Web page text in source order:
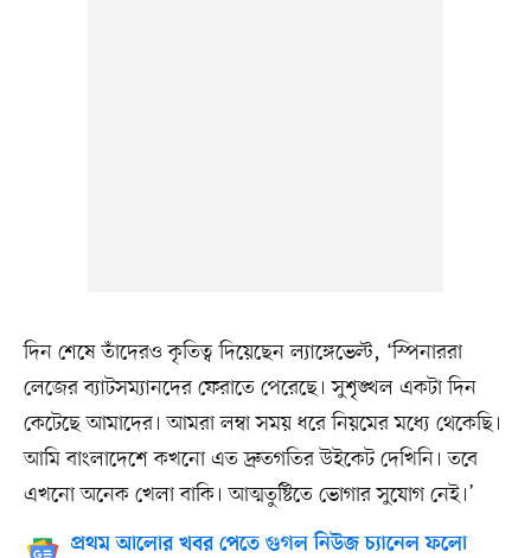
দিন শেষে তাঁদেরও কৃতিত্ব দিয়েছেন ল্যাঙ্গেভেল্ট, ‘স্পিনাররা
লেজের ব্যাটসম্যানদের ফেরাতে পেরেছে। সুশৃঙ্খল একটা দিন
কেটেছে আমাদের। আমরা লম্বা সময় ধরে নিয়মের মধ্যে থেকেছি।
আমি বাংলাদেশে কখনো এত দ্রুতগতির উইকেট দেখিনি। তবে
এখনো অনেক খেলা বাকি। আত্মতুষ্টিতে ভোগার সুযোগ নেই।’
প্রথম আলোর খবর পেতে গুগল নিউজ চ্যানেল ফলো